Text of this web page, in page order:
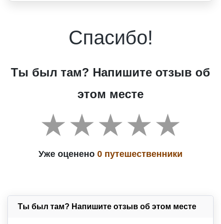
Спасибо!
Ты был там? Напишите отзыв об
этом месте
Уже оценено 0 путешественники
Ты был там? Напишите отзыв об этом месте